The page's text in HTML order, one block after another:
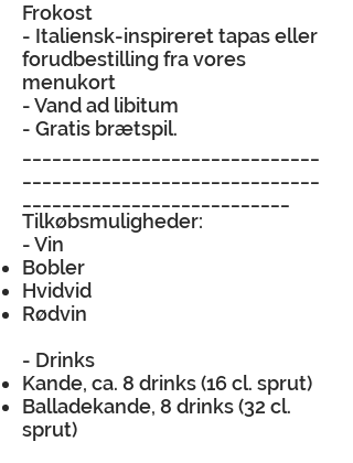
Frokost
- Italiensk-inspireret tapas eller
forudbestilling fra vores
menukort
- Vand ad libitum
- Gratis brætspil.
Tilkøbsmuligheder:
- Vin
Bobler
Hvidvid
Rødvin
- Drinks
Kande, ca. 8 drinks (16 cl. sprut)
Balladekande, 8 drinks (32 cl.
sprut)